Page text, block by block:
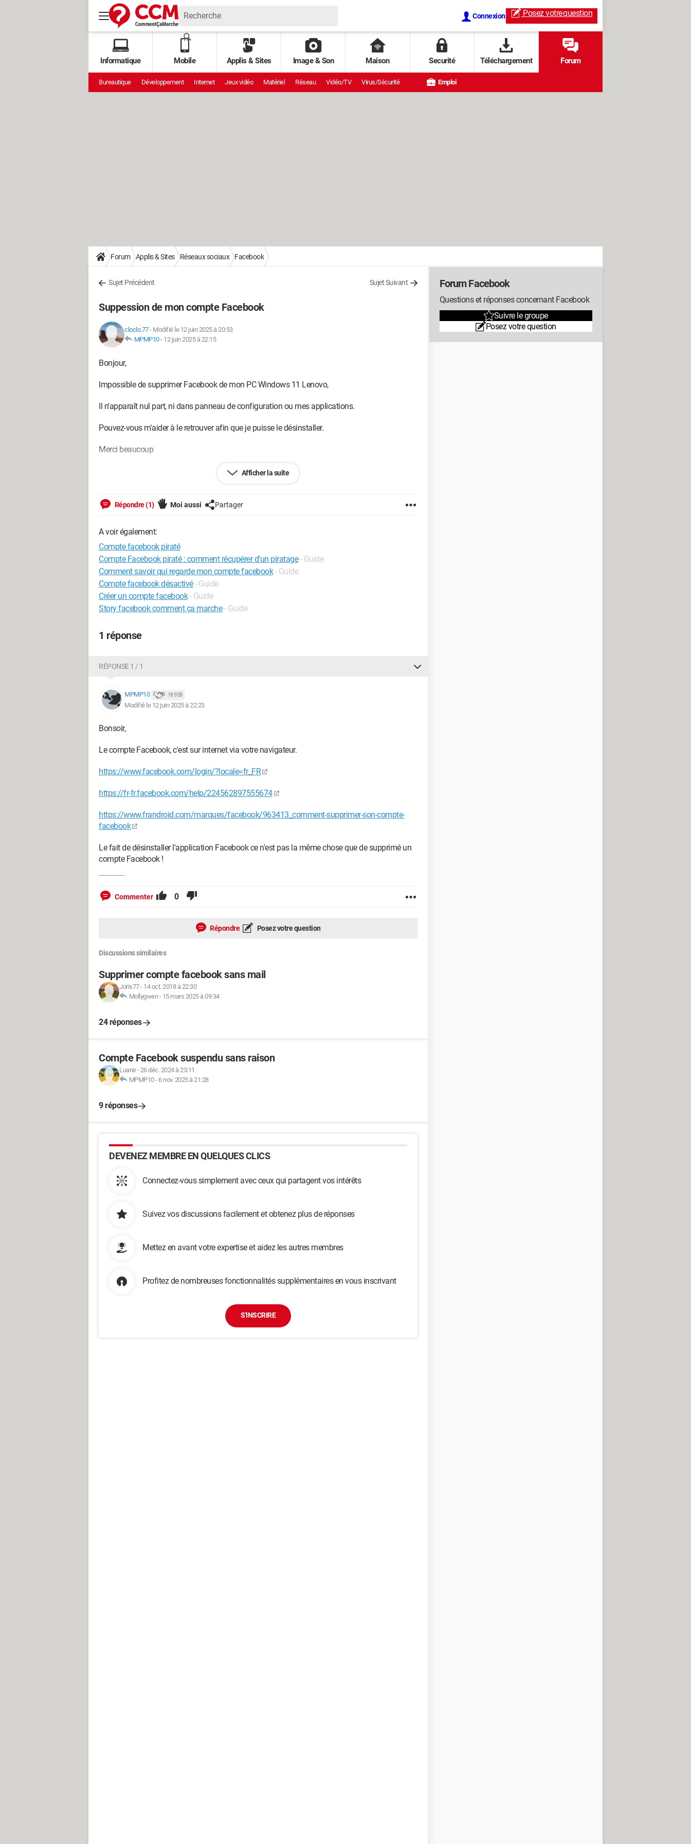
Connexion Posez votrequestion
Informatique Mobile Applis & Sites Image & Son Maison Securité Téléchargement Forum
Bureautique Développement Internet Jeux vidéo Matériel Réseau Vidéo/TV Virus/Sécurité Emploi
Forum Applis & Sites Réseaux sociaux Facebook
Sujet Précédent Sujet Suivant
Suppession de mon compte Facebook
cloclo.77- Modifié le 12 juin 2025 à 20:53
MPMP10- 12 juin 2025 à 22:15
Bonjour,
Impossible de supprimer Facebook de mon PC Windows 11 Lenovo,
Il n'apparaît nul part, ni dans panneau de configuration ou mes applications.
Pouvez-vous m'aider à le retrouver afin que je puisse le désinstaller.
Merci beaucoup
Windows / Chrome 137.0.0.0
Afficher la suite
Répondre (1) Moi aussi Partager
A voir également:
Compte facebook piraté
Compte Facebook piraté : comment récupérer d'un piratage - Guide
Comment savoir qui regarde mon compte facebook - Guide
Compte facebook désactivé- Guide
Créer un compte facebook - Guide
Story facebook comment ça marche - Guide
1 réponse
RÉPONSE 1 / 1
MPMP10 18 958
Modifié le 12 juin 2025 à 22:23
Bonsoir,
Le compte Facebook, c'est sur internet via votre navigateur.
https://www.facebook.com/login/?locale=fr_FR
https://fr-fr.facebook.com/help/224562897555674
https://www.frandroid.com/marques/facebook/963413_comment-supprimer-son-compte-
facebook
Le fait de désinstaller l'application Facebook ce n'est pas la même chose que de supprimé un
compte Facebook !
Commenter 0
Répondre Posez votre question
Discussions similaires
Supprimer compte facebook sans mail
Joris77- 14 oct. 2018 à 22:30
Mollygwen- 15 mars 2025 à 09:34
24 réponses
Compte Facebook suspendu sans raison
Luanir-26 déc. 2024 à 23:11
MPMP10- 6 nov. 2025 à 21:28
9 réponses
DEVENEZ MEMBRE EN QUELQUES CLICS
Connectez-vous simplement avec ceux qui partagent vos intérêts
Suivez vos discussions facilement et obtenez plus de réponses
Mettez en avant votre expertise et aidez les autres membres
Profitez de nombreuses fonctionnalités supplémentaires en vous inscrivant
S'INSCRIRE
Forum Facebook
Questions et réponses concernant Facebook
Suivre le groupe
Posez votre question